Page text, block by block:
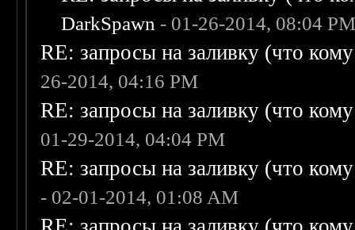
DarkSpawn - 01-26-2014, 08:04
RE: запросы на заливку (что
26-2014, 04:16 PM
RE: запросы на заливку (что
01-29-2014, 04:04 PM
RE: запросы на заливку (что
- 02-01-2014, 01:08 AM